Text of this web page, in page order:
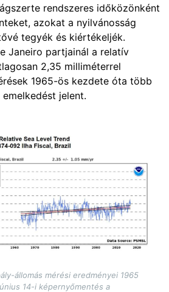
rendszeres időközönként
azokat a nyilvánosság
tegyék és kiértékeljék.
Janeiro partjainál a relatív
2,35 milliméterrel
1965-ös kezdete óta több
jelent.
állomás mérési eredményei 1965
14-i képernyőmentés a